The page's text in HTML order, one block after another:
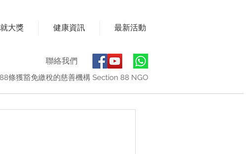
大獎 健康資訊 最新活動
聯絡我們
條獲豁免繳稅的慈善機構 Section 88 NGO